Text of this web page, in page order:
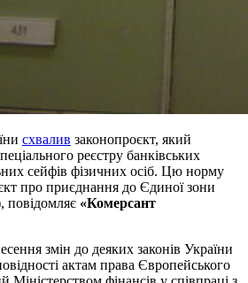
схвалив законопроєкт, який
реєстру банківських
сейфів фізичних осіб. Цю норму
про приєднання до Єдиної зони
повідомляє «Комерсант
змін до деяких законів України
актам права Європейського